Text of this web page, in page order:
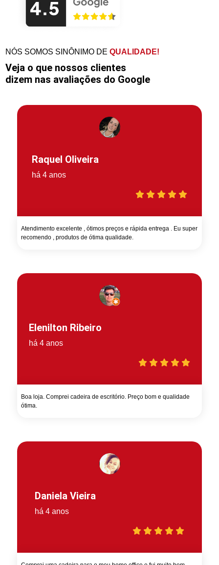
NÓS SOMOS SINÔNIMO DEQUALIDADE!
Veja o que nossos clientes
dizem nas avaliações do Google
Raquel Oliveira
há 4 anos
Atendimento excelente , ótimos preços e rápida entrega . Eu super
recomendo , produtos de ótima qualidade.
Elenilton Ribeiro
há 4 anos
Boa loja. Comprei cadeira de escritório. Preço bom e qualidade
ótima.
Daniela Vieira
há 4 anos